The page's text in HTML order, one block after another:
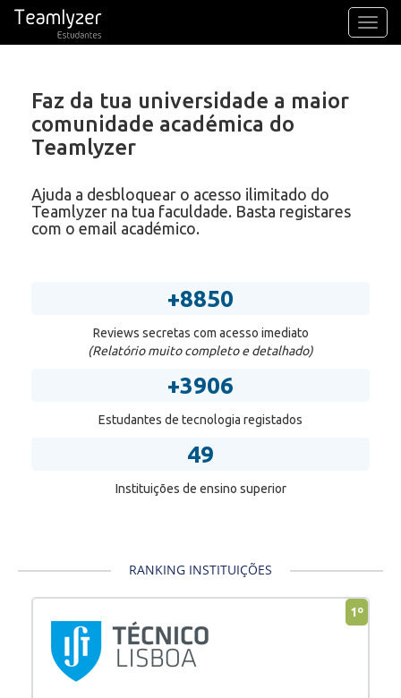
Faz da tua universidade a maior
comunidade académica do
Teamlyzer
Ajuda a desbloquear o acesso ilimitado do
Teamlyzer na tua faculdade. Basta registares
com o email académico.
+8850
Reviews secretas com acesso imediato
(Relatório muito completo e detalhado)
+3906
Estudantes de tecnologia registados
49
Instituições de ensino superior
RANKING INSTITUIÇÕES
1º